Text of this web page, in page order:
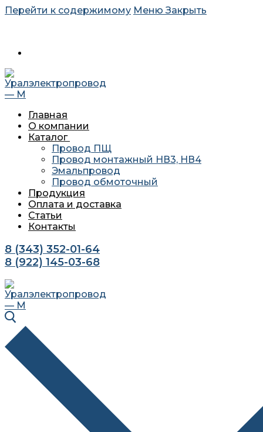
Перейти к содержимому Меню Закрыть
Главная
О компании
Каталог
Провод ПЩ
Провод монтажный НВ3, НВ4
Эмальпровод
Провод обмоточный
Продукция
Оплата и доставка
Статьи
Контакты
8 (343) 352-01-64
8 (922) 145-03-68